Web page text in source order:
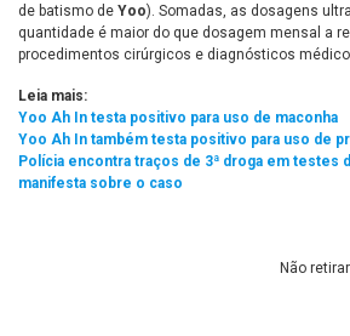
de batismo de Yoo). Somadas, as dosagens
quantidade é maior do que dosagem mensal a
procedimentos cirúrgicos e diagnósticos
Leia mais:
Yoo Ah In testa positivo para uso de maconha
Yoo Ah In também testa positivo para uso de
Polícia encontra traços de 3ª droga em testes
manifesta sobre o caso
Não